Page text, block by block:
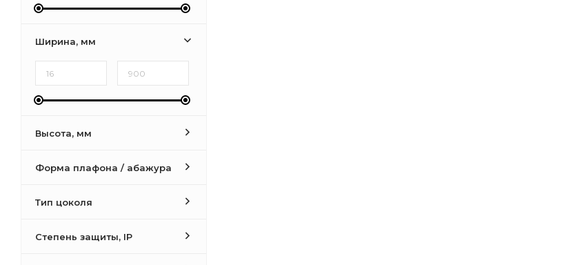
Ширина, мм
Высота, мм
Форма плафона / абажура
Тип цоколя
Степень защиты, IP